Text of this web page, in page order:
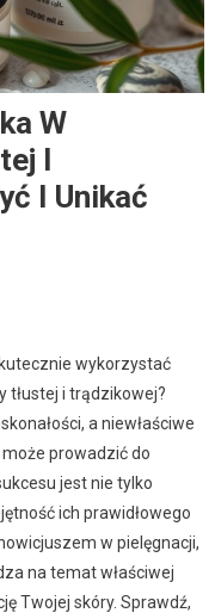
W
I
I Unikać
wykorzystać
tłustej i trądzikowej?
a niewłaściwe
prowadzić do
jest nie tylko
ich prawidłowego
w pielęgnacji,
na temat właściwej
Twojej skóry. Sprawdź,